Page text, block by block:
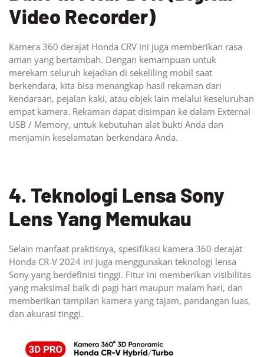
Video Recorder)
Kamera 360 derajat Honda CRV ini juga memberikan rasa
aman yang bertambah. Dengan kemampuan untuk
merekam seluruh kejadian di sekeliling mobil saat
berkendara, kita bisa menangkap hasil rekaman dari
kendaraan, pejalan kaki, atau objek lain melalui keseluruhan
empat kamera. Rekaman dapat disimpan ke dalam External
USB / Memory, untuk kebutuhan alat bukti Anda dan
menjamin keselamatan berkendara Anda.
4. Teknologi Lensa Sony
Lens Yang Memukau
Selain manfaat praktisnya, spesifikasi kamera 360 derajat
Honda CR-V 2024 ini juga menggunakan teknologi lensa
Sony yang berdefinisi tinggi. Fitur ini memberikan visibilitas
yang maksimal baik di pagi hari maupun malam hari, dan
memberikan tampilan kamera yang tajam, pandangan luas,
dan akurasi tinggi.